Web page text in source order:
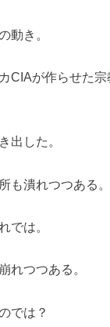
動き。
CIAが作らせた宗
出した。
も潰れつつある。
では。
れつつある。
では？